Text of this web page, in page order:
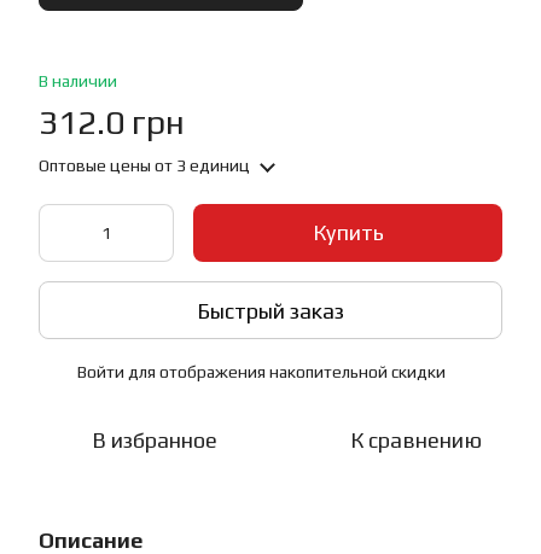
В наличии
312.0 грн
Оптовые цены от 3 единиц
Купить
Быстрый заказ
Войти для отображения накопительной скидки
В избранное К сравнению
Описание